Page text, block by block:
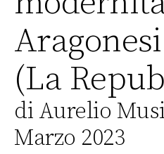
(La
di Aurelio
Marzo 2023